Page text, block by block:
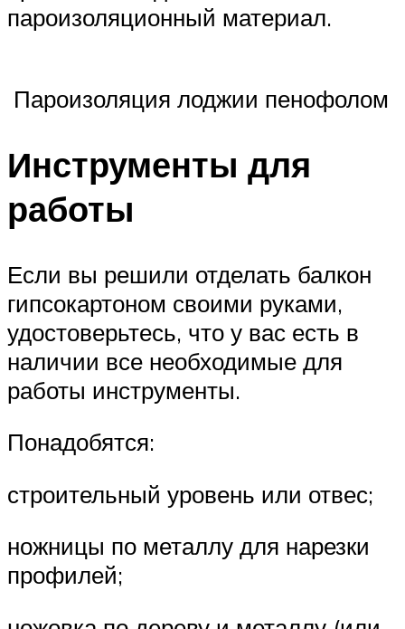
пароизоляционный материал.
Пароизоляция лоджии пенофолом
Инструменты для
работы
Если вы решили отделать балкон
гипсокартоном своими руками,
удостоверьтесь, что у вас есть в
наличии все необходимые для
работы инструменты.
Понадобятся:
строительный уровень или отвес;
ножницы по металлу для нарезки
профилей;